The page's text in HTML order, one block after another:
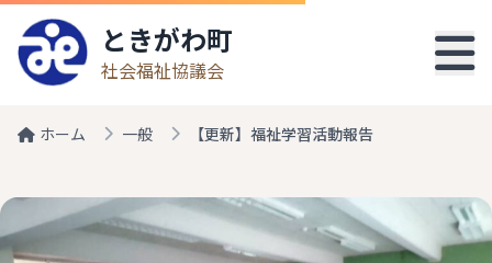
ときがわ町
社会福祉協議会
ホーム 一般 【更新】福祉学習活動報告